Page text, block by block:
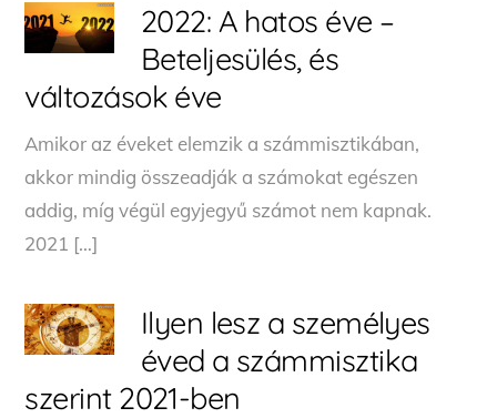
2022: A hatos éve –
Beteljesülés, és
változások éve
Amikor az éveket elemzik a számmisztikában,
akkor mindig összeadják a számokat egészen
addig, míg végül egyjegyű számot nem kapnak.
2021 […]
Ilyen lesz a személyes
éved a számmisztika
szerint 2021-ben